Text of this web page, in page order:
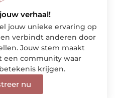
verhaal!
jouw unieke ervaring op
verbindt anderen door
Jouw stem maakt
een community waar
krijgen.
nu